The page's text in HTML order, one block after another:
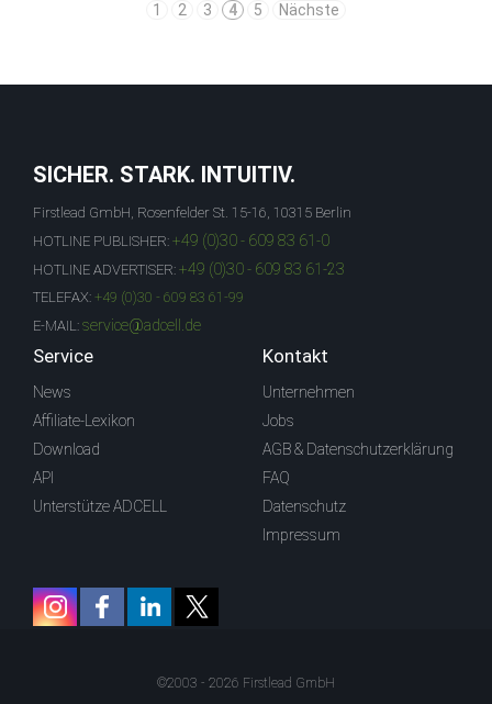
1
2 3 4 5 Nächste
SICHER. STARK. INTUITIV.
Firstlead GmbH, Rosenfelder St. 15-16, 10315 Berlin
HOTLINE PUBLISHER: +49 (0)30 - 609 83 61-0
HOTLINE ADVERTISER: +49 (0)30 - 609 83 61-23
TELEFAX: +49 (0)30 - 609 83 61-99
E-MAIL: service@adcell.de
Service
News
Affiliate-Lexikon
Download
API
Unterstütze ADCELL
Kontakt
Unternehmen
Jobs
AGB & Datenschutzerklärung
FAQ
Datenschutz
Impressum
©2003 - 2026 Firstlead GmbH